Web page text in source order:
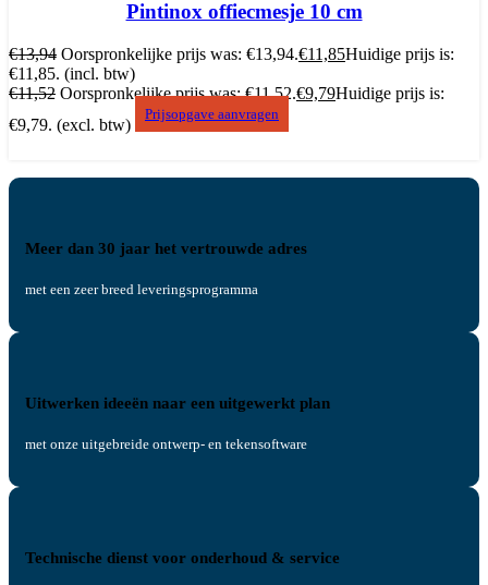
Pintinox offiecmesje 10 cm
€13,94 Oorspronkelijke prijs was: €13,94.€11,85Huidige prijs is:
€11,85. (incl. btw)
€11,52 Oorspronkelijke prijs was: €11,52.€9,79Huidige prijs is:
€9,79. (excl. btw)
Prijsopgave aanvragen
Meer dan 30 jaar het vertrouwde adres
met een zeer breed leveringsprogramma
Uitwerken ideeën naar een uitgewerkt plan
met onze uitgebreide ontwerp- en tekensoftware
Technische dienst voor onderhoud & service